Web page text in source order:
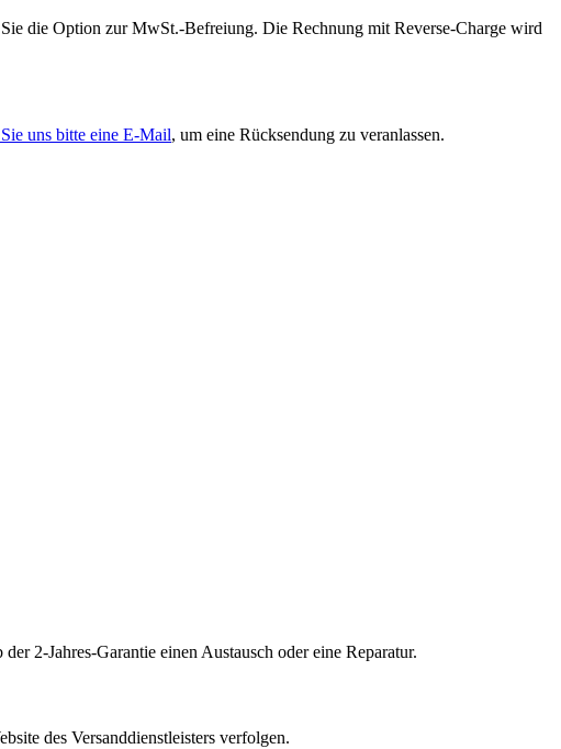
die Option zur MwSt.-Befreiung. Die Rechnung mit Reverse-Charge wird
uns bitte eine E-Mail, um eine Rücksendung zu veranlassen.
2-Jahres-Garantie einen Austausch oder eine Reparatur.
des Versanddienstleisters verfolgen.